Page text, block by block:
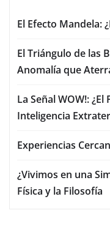
El Efecto Mandela:
El Triángulo de las
Anomalía que
La Señal WOW!:
Inteligencia
Experiencias
¿Vivimos en una
Física y la Filosofía